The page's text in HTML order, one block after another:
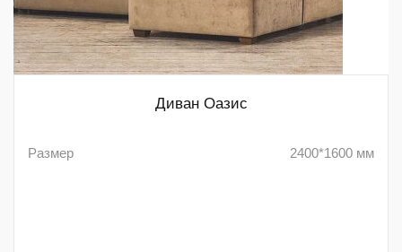
Диван Оазис
Размер 2400*1600 мм